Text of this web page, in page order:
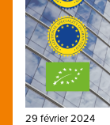
29 février 2024